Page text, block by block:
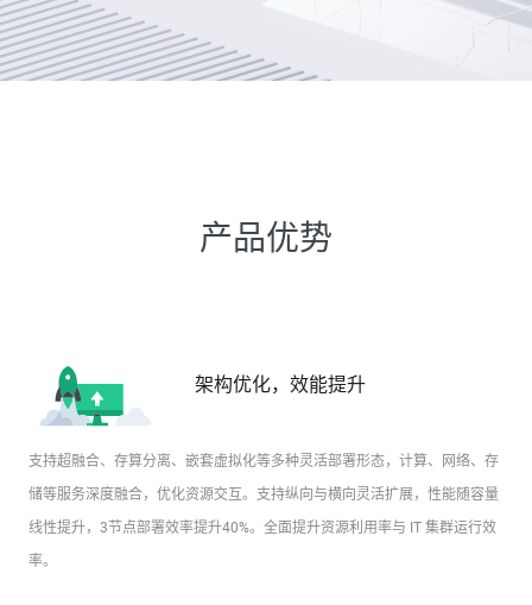
产品优势
架构优化，效能提升
支持超融合、存算分离、嵌套虚拟化等多种灵活部署形态，计算、网络、存
储等服务深度融合，优化资源交互。支持纵向与横向灵活扩展，性能随容量
线性提升，3节点部署效率提升40%。全面提升资源利用率与 IT 集群运行效
率。